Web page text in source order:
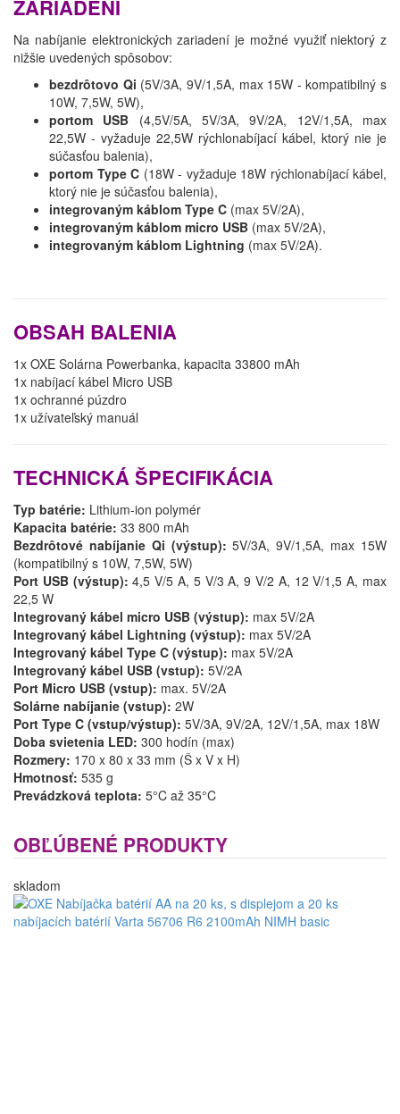
ZARIADENÍ
Na nabíjanie elektronických zariadení je možné využiť niektorý z
nižšie uvedených spôsobov:
bezdrôtovo Qi (5V/3A, 9V/1,5A, max 15W - kompatibilný s
10W, 7,5W, 5W),
portom USB (4,5V/5A, 5V/3A, 9V/2A, 12V/1,5A, max
22,5W - vyžaduje 22,5W rýchlonabíjací kábel, ktorý nie je
súčasťou balenia),
portom Type C (18W - vyžaduje 18W rýchlonabíjací kábel,
ktorý nie je súčasťou balenia),
integrovaným káblom Type C (max 5V/2A),
integrovaným káblom micro USB (max 5V/2A),
integrovaným káblom Lightning (max 5V/2A).
OBSAH BALENIA
1x OXE Solárna Powerbanka, kapacita 33800 mAh
1x nabíjací kábel Micro USB
1x ochranné púzdro
1x užívateľský manuál
TECHNICKÁ ŠPECIFIKÁCIA
Typ batérie: Lithium-ion polymér
Kapacita batérie: 33 800 mAh
Bezdrôtové nabíjanie Qi (výstup): 5V/3A, 9V/1,5A, max 15W
(kompatibilný s 10W, 7,5W, 5W)
Port USB (výstup): 4,5 V/5 A, 5 V/3 A, 9 V/2 A, 12 V/1,5 A, max
22,5 W
Integrovaný kábel micro USB (výstup): max 5V/2A
Integrovaný kábel Lightning (výstup): max 5V/2A
Integrovaný kábel Type C (výstup): max 5V/2A
Integrovaný kábel USB (vstup): 5V/2A
Port Micro USB (vstup): max. 5V/2A
Solárne nabíjanie (vstup): 2W
Port Type C (vstup/výstup): 5V/3A, 9V/2A, 12V/1,5A, max 18W
Doba svietenia LED: 300 hodín (max)
Rozmery: 170 x 80 x 33 mm (Š x V x H)
Hmotnosť: 535 g
Prevádzková teplota: 5°C až 35°C
OBĽÚBENÉ PRODUKTY
skladom